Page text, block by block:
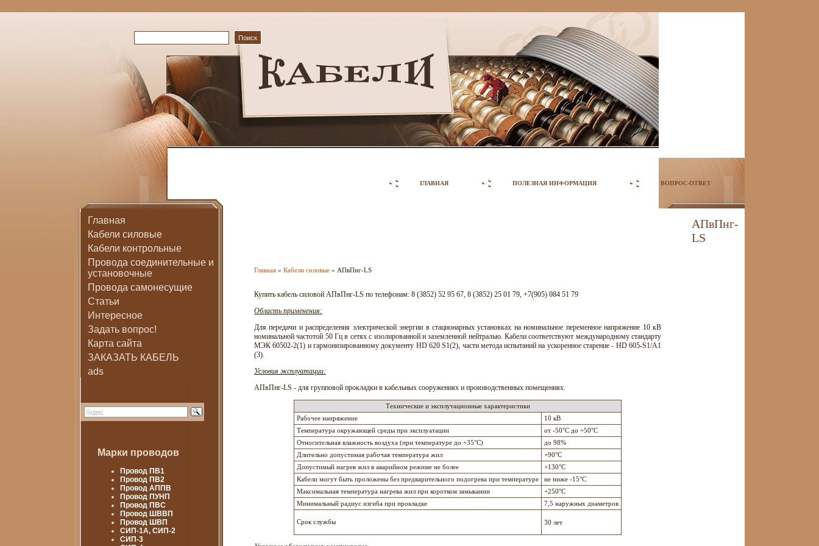
ГЛАВНАЯ ПОЛЕЗНАЯ ИНФОРМАЦИЯ ВОПРОС-ОТВЕТ
Главная
Кабели силовые
Кабели контрольные
Провода соединительные и
установочные
Провода самонесущие
Статьи
Интересное
Задать вопрос!
Карта сайта
ЗАКАЗАТЬ КАБЕЛЬ
ads
Марки проводов
Провод ПВ1
Провод ПВ2
Провод АППВ
Провод ПУНП
Провод ПВС
Провод ШВВП
Провод ШВП
СИП-1А, СИП-2
СИП-3
АПвПнг-
LS
Главная » Кабели силовые » АПвПнг-LS
Купить кабель силовой АПвПнг-LS по телефонам: 8 (3852) 52 95 67, 8 (3852) 25 01 79, +7(905) 084 51 79
Область применения:
Для передачи и распределения электрической энергии в стационарных установках на номинальное переменное напряжение 10 кВ
номинальной частотой 50 Гц в сетях с изолированной и заземленной нейтралью. Кабели соответствуют международному стандарту
МЭК 60502-2(1) и гармонизированному документу HD 620 S1(2), части метода испытаний на ускоренное старение - HD 605-S1/А1
(3).
Условия эксплуатации:
АПвПнг-LS - для групповой прокладки в кабельных сооружениях и производственных помещениях.
Технические и эксплутационные характеристики
Рабочее напряжение
10 кВ
Температура окружающей среды при эксплуатации
от -50°С до +50°С
Относительная влажность воздуха (при температуре до +35°С)
до 98%
Длительно допустимая рабочая температура жил
+90°С
Допустимый нагрев жил в аварийном режиме не более
+130°С
Кабели могут быть проложены без предварительного подогрева при температуре
не ниже -15°С
Максимальная температура нагрева жил при коротком замыкании
+250°С
Минимальный радиус изгиба при прокладке
7,5 наружных диаметров
Срок службы 30 лет